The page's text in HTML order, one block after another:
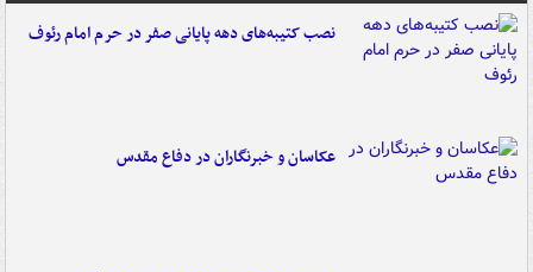
نصب کتیبه‌های دهه پایانی صفر در حرم امام رئوف
عکاسان و خبرنگاران در دفاع مقدس